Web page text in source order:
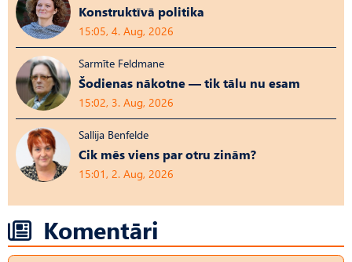
Konstruktīvā politika
15:05, 4. Aug, 2026
Sarmīte Feldmane
Šodienas nākotne — tik tālu nu esam
15:02, 3. Aug, 2026
Sallija Benfelde
Cik mēs viens par otru zinām?
15:01, 2. Aug, 2026
Komentāri